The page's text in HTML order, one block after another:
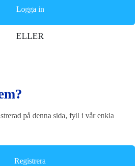
ELLER
på denna sida, fyll i vår enkla
Registrera